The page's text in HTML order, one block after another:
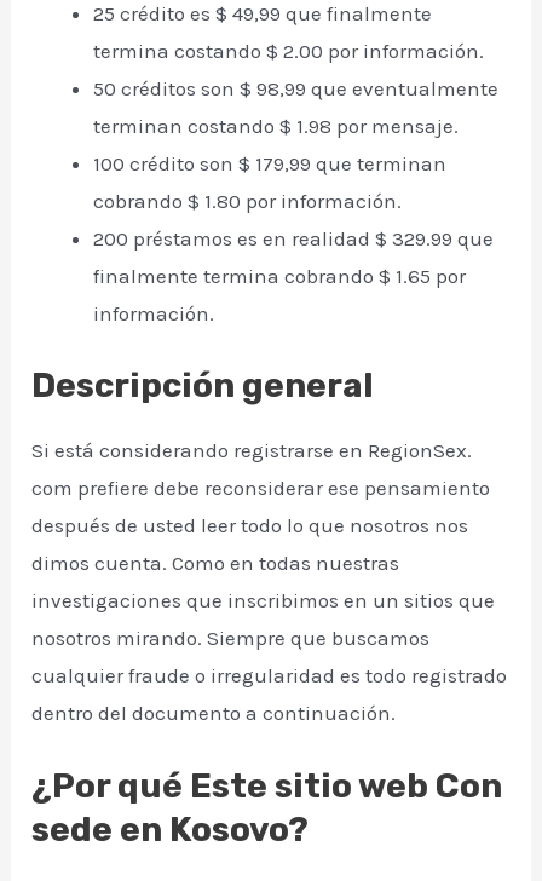
25 crédito es $ 49,99 que finalmente
termina costando $ 2.00 por información.
50 créditos son $ 98,99 que eventualmente
terminan costando $ 1.98 por mensaje.
100 crédito son $ 179,99 que terminan
cobrando $ 1.80 por información.
200 préstamos es en realidad $ 329.99 que
finalmente termina cobrando $ 1.65 por
información.
Descripción general
Si está considerando registrarse en RegionSex.
com prefiere debe reconsiderar ese pensamiento
después de usted leer todo lo que nosotros nos
dimos cuenta. Como en todas nuestras
investigaciones que inscribimos en un sitios que
nosotros mirando. Siempre que buscamos
cualquier fraude o irregularidad es todo registrado
dentro del documento a continuación.
¿Por qué Este sitio web Con
sede en Kosovo?